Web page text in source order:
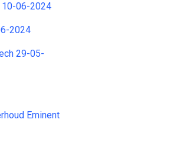
10-06-2024
2024
29-05-
Eminent